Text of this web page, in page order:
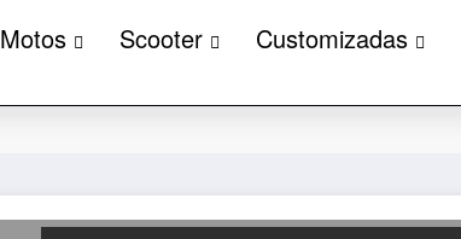
Motos Scooter Customizadas